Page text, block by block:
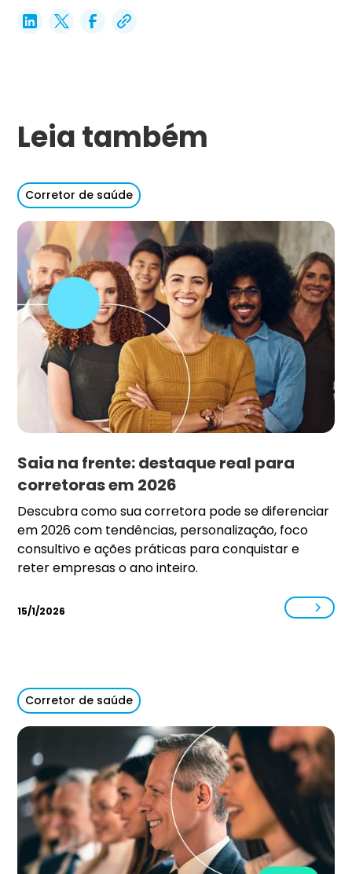
Leia também
Corretor de saúde
Saia na frente: destaque real para
corretoras em 2026
Descubra como sua corretora pode se diferenciar
em 2026 com tendências, personalização, foco
consultivo e ações práticas para conquistar e
reter empresas o ano inteiro.
15/1/2026
Corretor de saúde